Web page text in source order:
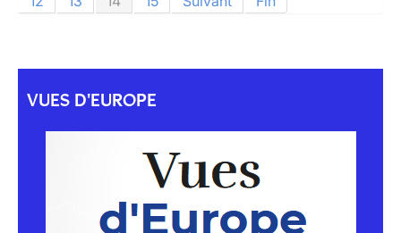
VUES D'EUROPE